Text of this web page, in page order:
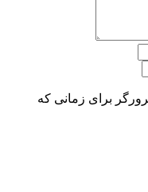
برای زمانی که